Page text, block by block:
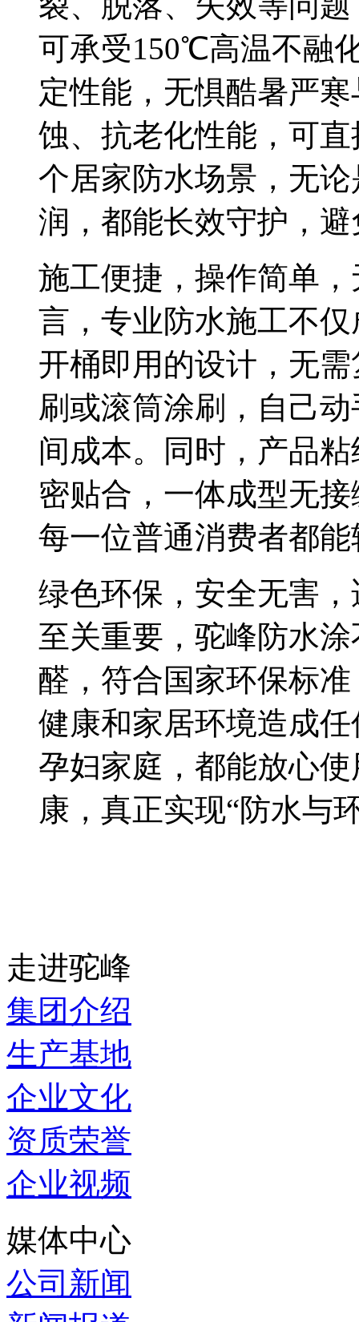
可承受150℃高温不融
定性能，无惧酷暑严
蚀、抗老化性能，可
个居家防水场景，无
润，都能长效守护，
施工便捷，操作简单
言，专业防水施工不
开桶即用的设计，无
刷或滚筒涂刷，自己
间成本。同时，产品
密贴合，一体成型无
每一位普通消费者都
绿色环保，安全无害
至关重要，驼峰防水
醛，符合国家环保标
健康和家居环境造成
孕妇家庭，都能放心
康，真正实现“防水与
走进驼峰
集团介绍
生产基地
企业文化
资质荣誉
企业视频
媒体中心
公司新闻